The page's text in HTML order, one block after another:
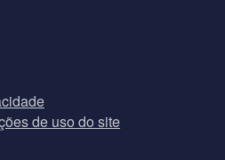
de uso do site